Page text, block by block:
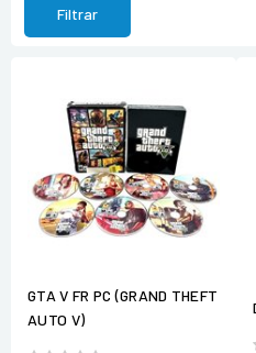
Filtrar
GTA V FR PC (GRAND THEFT
AUTO V)